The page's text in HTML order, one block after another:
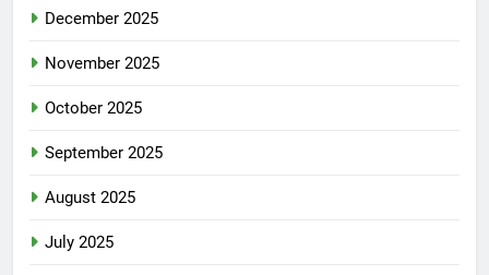
December 2025
November 2025
October 2025
September 2025
August 2025
July 2025